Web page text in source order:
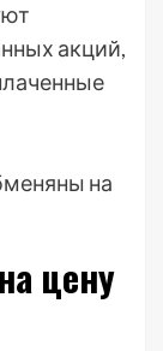
акций,
на
цену